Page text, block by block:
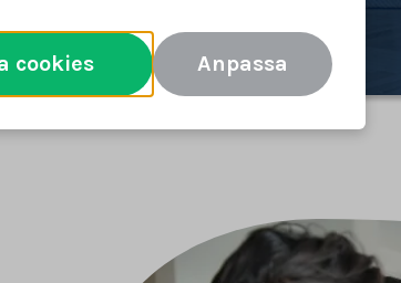
cookies Anpassa